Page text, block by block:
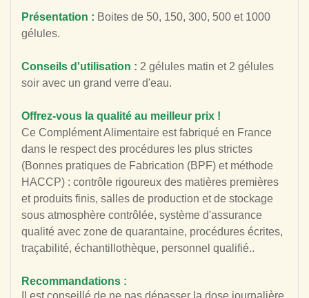
Présentation : Boites de 50, 150, 300, 500 et 1000
gélules.
Conseils d'utilisation : 2 gélules matin et 2 gélules
soir avec un grand verre d'eau.
Offrez-vous la qualité au meilleur prix !
Ce Complément Alimentaire est fabriqué en France
dans le respect des procédures les plus strictes
(Bonnes pratiques de Fabrication (BPF) et méthode
HACCP) : contrôle rigoureux des matières premières
et produits finis, salles de production et de stockage
sous atmosphère contrôlée, système d'assurance
qualité avec zone de quarantaine, procédures écrites,
traçabilité, échantillothèque, personnel qualifié..
Recommandations :
Il est conseillé de ne pas dépasser la dose journalière